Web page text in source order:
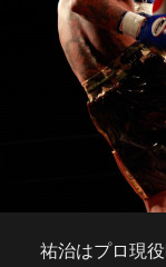
祐治はプロ現